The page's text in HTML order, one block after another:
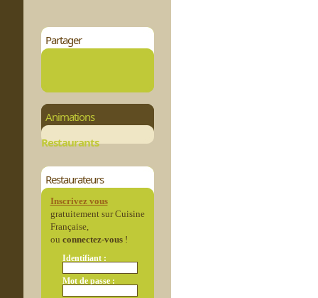
Partager
Animations
Restaurants
Restaurateurs
Inscrivez vous
gratuitement sur Cuisine
Française,
ou connectez-vous!
Identifiant :
Mot de passe :